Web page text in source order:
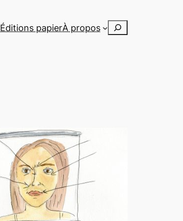
Éditions papierÀ propos Rechercher